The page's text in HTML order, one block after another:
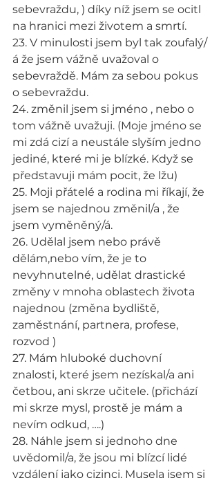
sebevraždu, ) díky níž jsem se ocitl
na hranici mezi životem a smrtí.
23. V minulosti jsem byl tak zoufalý/
á že jsem vážně uvažoval o
sebevraždě. Mám za sebou pokus
o sebevraždu.
24. změnil jsem si jméno , nebo o
tom vážně uvažuji. (Moje jméno se
mi zdá cizí a neustále slyším jedno
jediné, které mi je blízké. Když se
představuji mám pocit, že lžu)
25. Moji přátelé a rodina mi říkají, že
jsem se najednou změnil/a , že
jsem vyměněný/á.
26. Udělal jsem nebo právě
dělám,nebo vím, že je to
nevyhnutelné, udělat drastické
změny v mnoha oblastech života
najednou (změna bydliště,
zaměstnání, partnera, profese,
rozvod )
27. Mám hluboké duchovní
znalosti, které jsem nezískal/a ani
četbou, ani skrze učitele. (přichází
mi skrze mysl, prostě je mám a
nevím odkud, ….)
28. Náhle jsem si jednoho dne
uvědomil/a, že jsou mi blízcí lidé
vzdálení jako cizinci. Musela jsem si